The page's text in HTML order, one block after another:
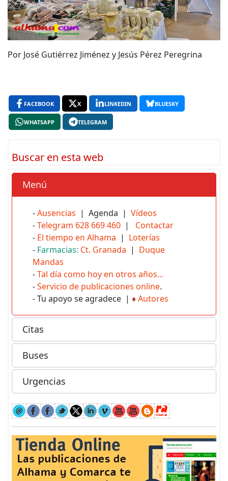
Por José Gutiérrez Jiménez y Jesús Pérez Peregrina
FACEBOOK X LINKEDIN BLUESKY
WHATSAPP TELEGRAM
Buscar en esta web
Menú
-Ausencias | Agenda | Vídeos
-Telegram 628 669 460 | Contactar
- El tiempo en Alhama | Loterías
- Farmacias: Ct. Granada | Duque
Mandas
-Tal día como hoy en otros años...
-Servicio de publicaciones online.
- Tu apoyo se agradece | ♦Autores
Citas
Buses
Urgencias